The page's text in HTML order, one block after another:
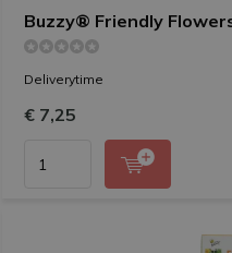
Buzzy® Friendly
Deliverytime
€ 7,25